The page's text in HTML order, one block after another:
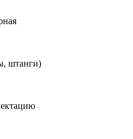
штанги)